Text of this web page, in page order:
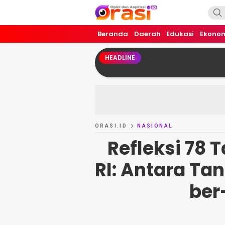
Orasi.ID
Opini dan Aspirasi!
Beranda Daerah Edukasi
HEADLINE
ORASI.ID NASIONAL
Refleksi 78
RI: Antara